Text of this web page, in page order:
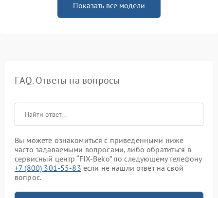
Показать все модели
FAQ. Ответы на вопросы
Вы можете ознакомиться с приведенными ниже
часто задаваемыми вопросами, либо обратиться в
сервисный центр “FIX-Beko” по следующему телефону
+7 (800) 301-55-83 если не нашли ответ на свой
вопрос.